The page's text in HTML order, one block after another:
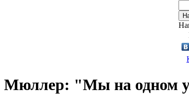
Мюллер: "Мы на одном